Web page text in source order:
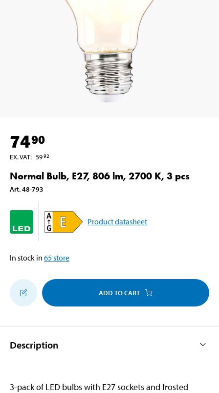
7490
EX. VAT: 5992
Normal Bulb, E27, 806 lm, 2700 K, 3 pcs
Art.48-793
Product datasheet
In stock in 65store
ADD TO CART
Description
3-pack of LED bulbs with E27 sockets and frosted